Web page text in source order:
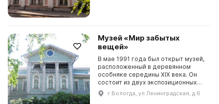
Музей «Мир забытых
вещей»
В мае 1991 года был открыт музей,
расположенный в деревянном
особняке середины ХIХ века. Он
состоит из двух экспозиционных
разделов. На первом этаже
посетителей ждет виртуальный
г Вологда, ул Ленинградская, д 6